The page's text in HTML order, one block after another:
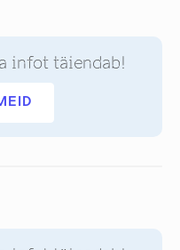
infot täiendab!